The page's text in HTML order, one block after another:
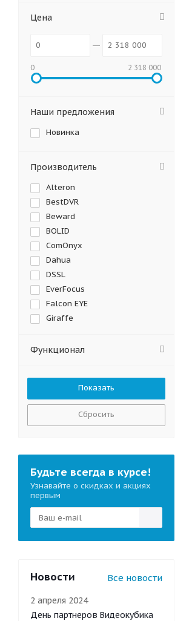
Цена
0 2 318 000
Наши предложения
Новинка
Производитель
Alteron
BestDVR
Beward
BOLID
ComOnyx
Dahua
DSSL
EverFocus
Falcon EYE
Giraffe
HiWatch
Infinity
KENO
Smartec
Space Technology
Tiandy
TP-Link
Элеста
Функционал
Сбросить
Будьте всегда в курсе!
Узнавайте о скидках и акциях
первым
Новости Все новости
2 апреля 2024
День партнеров Видеокубика